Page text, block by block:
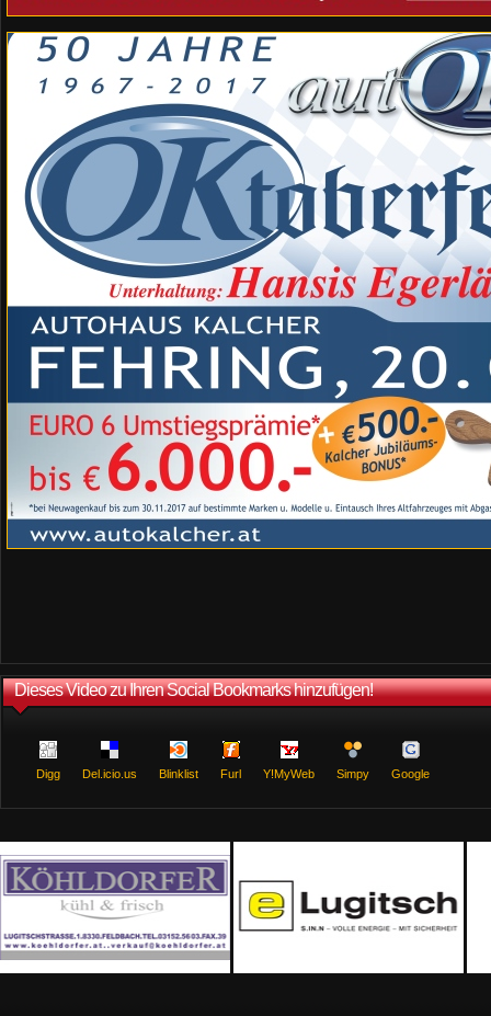
Dieses Video zu Ihren Social Bookmarks hinzufügen!
Digg Del.icio.us Blinklist Furl Y!MyWeb Simpy Google